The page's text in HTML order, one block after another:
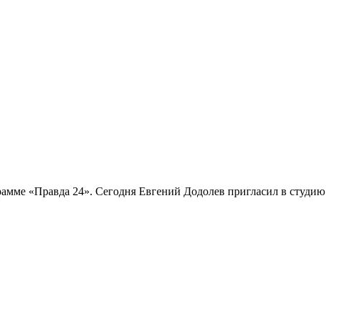
«Правда 24». Сегодня Евгений Додолев пригласил в студию